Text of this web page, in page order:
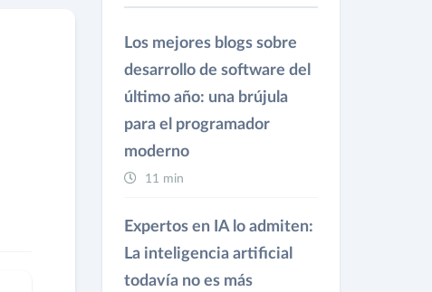
Los mejores blogs sobre
desarrollo de software del
último año: una brújula
para el programador
moderno
11 min
Expertos en IA lo admiten:
La inteligencia artificial
todavía no es más